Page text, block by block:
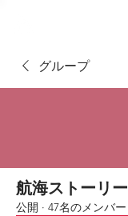
グループ
航海ストーリー
公開 · 47名のメンバー